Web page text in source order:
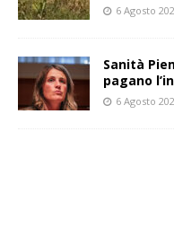
6 Agosto
Sanità
pagano
6 Agosto